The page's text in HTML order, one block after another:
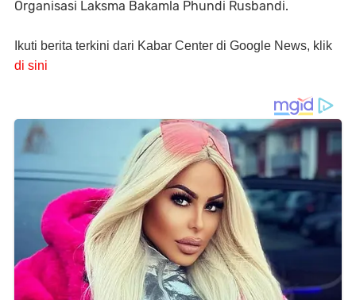
Organisasi Laksma Bakamla Phundi Rusbandi.
Ikuti berita terkini dari Kabar Center di Google News, klik
di sini